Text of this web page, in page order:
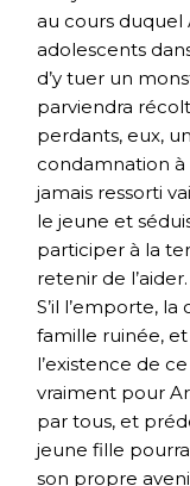
au cours duquel
adolescents
d’y tuer un
parviendra
perdants, eux,
condamnation à
jamais ressorti
le jeune et
participer à la
retenir de l’aider.
S’il l’emporte,
famille ruinée,
l’existence de
vraiment pour
par tous, et
jeune fille
son propre